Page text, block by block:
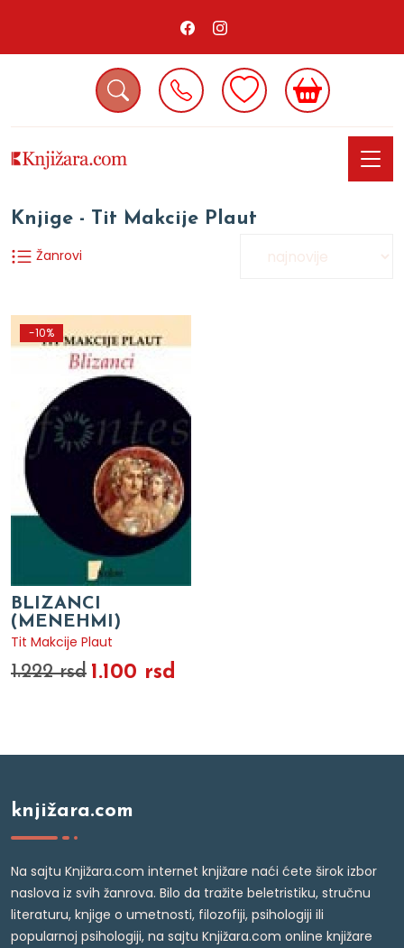
Knjige - Tit Makcije Plaut
Žanrovi
-10%
BLIZANCI
(MENEHMI)
Tit Makcije Plaut
1.222 rsd 1.100 rsd
knjižara.com
Na sajtu Knjižara.com internet knjižare naći ćete širok izbor
naslova iz svih žanrova. Bilo da tražite beletristiku, stručnu
literaturu, knjige o umetnosti, filozofiji, psihologiji ili
popularnoj psihologiji, na sajtu Knjižara.com online knjižare